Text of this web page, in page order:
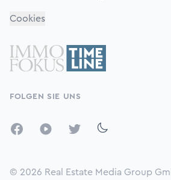
Cookies
FOLGEN SIE UNS
FacebookYouTubeTwitter
© 2026 Real Estate Media Group